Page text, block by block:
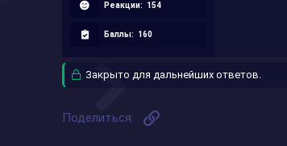
Реакции: 154
Баллы: 160
Закрыто для дальнейших ответов.
Поделиться: